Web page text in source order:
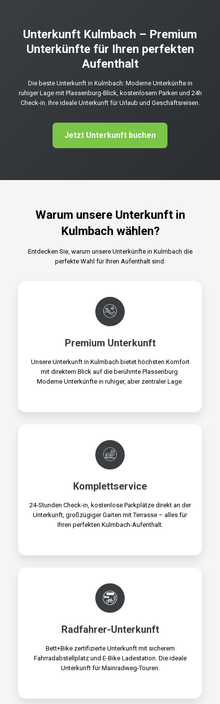
Unterkunft Kulmbach – Premium
Unterkünfte für Ihren perfekten
Aufenthalt
Die beste Unterkunft in Kulmbach: Moderne Unterkünfte in
ruhiger Lage mit Plassenburg-Blick, kostenlosem Parken und 24h
Check-in. Ihre ideale Unterkunft für Urlaub und Geschäftsreisen.
Jetzt Unterkunft buchen
Warum unsere Unterkunft in
Kulmbach wählen?
Entdecken Sie, warum unsere Unterkünfte in Kulmbach die
perfekte Wahl für Ihren Aufenthalt sind.
Premium Unterkunft
Unsere Unterkunft in Kulmbach bietet höchsten Komfort
mit direktem Blick auf die berühmte Plassenburg.
Moderne Unterkünfte in ruhiger, aber zentraler Lage.
Komplettservice
24-Stunden Check-in, kostenlose Parkplätze direkt an der
Unterkunft, großzügiger Garten mit Terrasse – alles für
Ihren perfekten Kulmbach-Aufenthalt.
Radfahrer-Unterkunft
Bett+Bike zertifizierte Unterkunft mit sicherem
Fahrradabstellplatz und E-Bike Ladestation. Die ideale
Unterkunft für Mainradweg-Touren.